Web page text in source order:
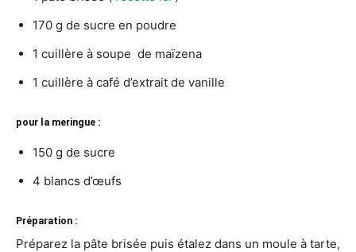
170 g de sucre en poudre
1 cuillère à soupe de maïzena
1 cuillère à café d’extrait de vanille
pour la meringue :
150 g de sucre
4 blancs d’œufs
Préparation :
Préparez la pâte brisée puis étalez dans un moule à tarte,